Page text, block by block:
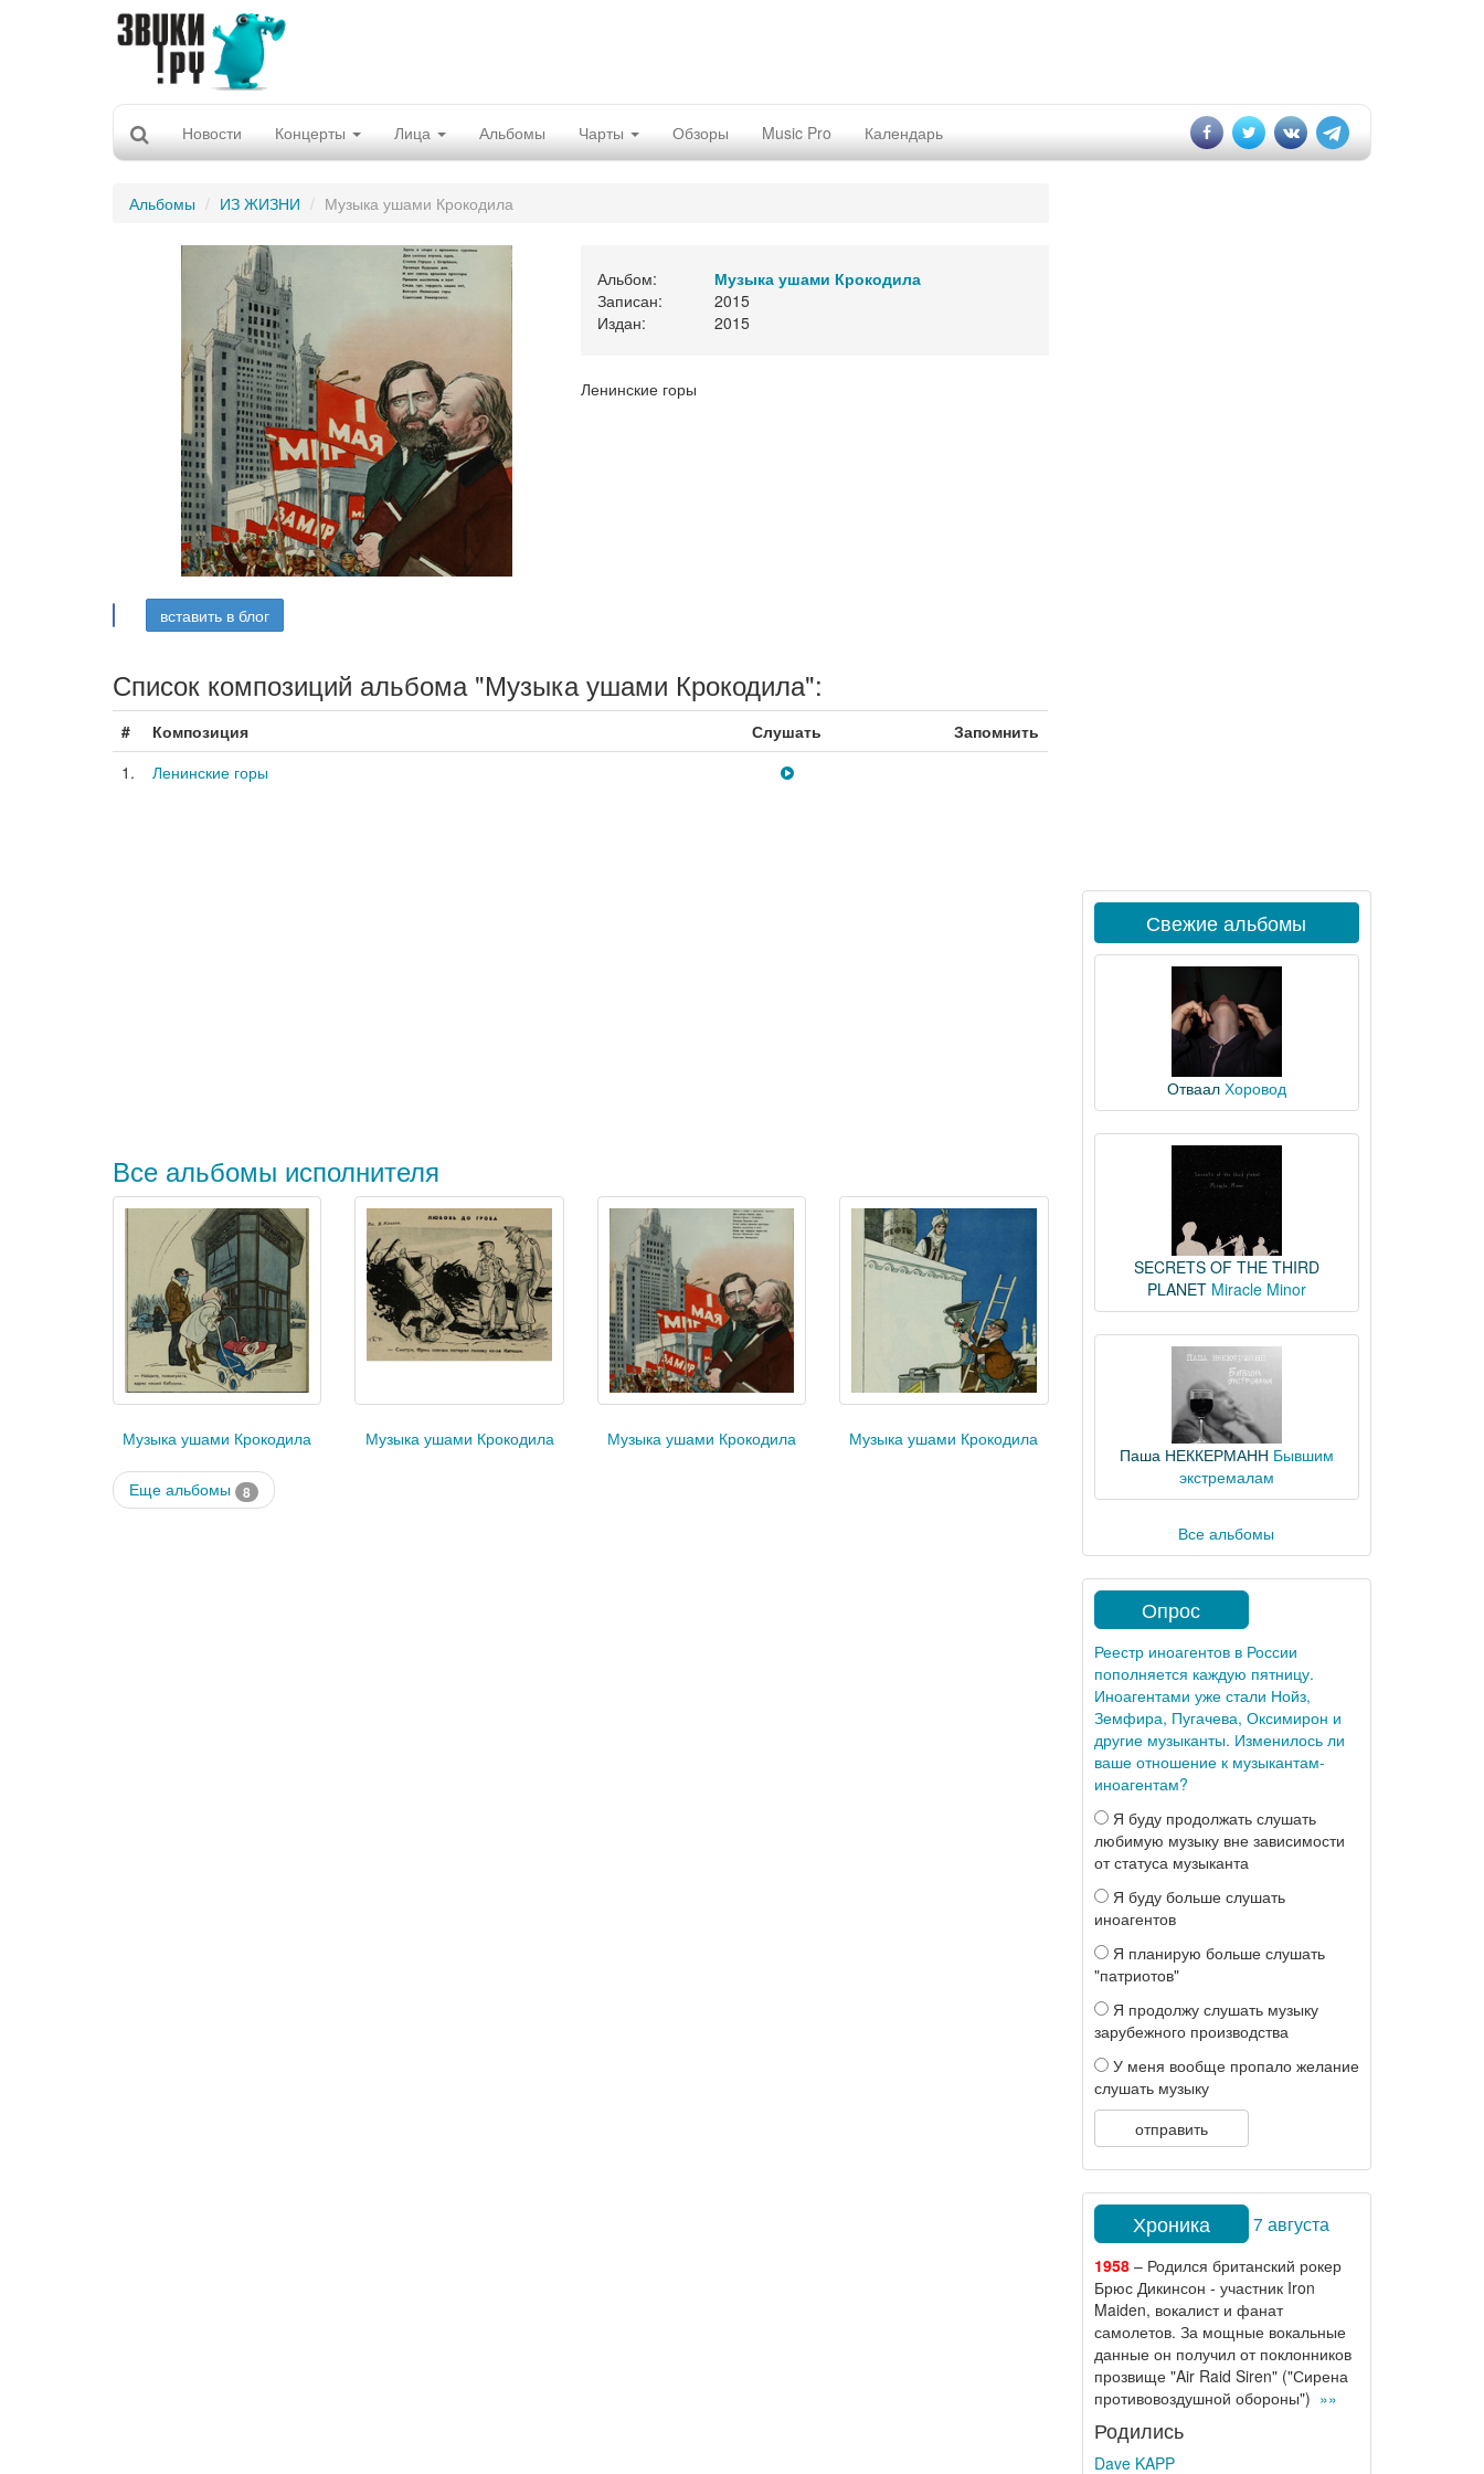
Новости Концерты Лица Альбомы Чарты Обзоры Music Pro Календарь
Альбомы ИЗ ЖИЗНИ Музыка ушами Крокодила
Альбом:
Музыка ушами Крокодила
Записан:
2015
Издан:
2015
Ленинские горы
вставить в блог
Список композиций альбома "Музыка ушами Крокодила":
# Композиция Слушать
Запомнить
1.
Ленинские горы
Все альбомы исполнителя
Музыка ушами Крокодила Музыка ушами Крокодила Музыка ушами Крокодила Музыка ушами Крокодила
Еще альбомы 8
Свежие альбомы
Отваал Хоровод
SECRETS OF THE THIRD
PLANET Miracle Minor
Паша НЕККЕРМАНН Бывшим
экстремалам
Все альбомы
Опрос
Реестр иноагентов в России
пополняется каждую пятницу.
Иноагентами уже стали Нойз,
Земфира, Пугачева, Оксимирон и
другие музыканты. Изменилось ли
ваше отношение к музыкантам-
иноагентам?
Я буду продолжать слушать
любимую музыку вне зависимости
от статуса музыканта
Я буду больше слушать
иноагентов
Я планирую больше слушать
"патриотов"
Я продолжу слушать музыку
зарубежного производства
У меня вообще пропало желание
слушать музыку
отправить
Хроника 7 августа
1958– Родился британский рокер
Брюс Дикинсон - участник Iron
Maiden, вокалист и фанат
самолетов. За мощные вокальные
данные он получил от поклонников
прозвище "Air Raid Siren" ("Сирена
противовоздушной обороны") »»
Родились
Dave KAPP